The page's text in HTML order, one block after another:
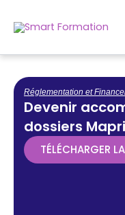
Réglementation et
Devenir
dossiers
TÉLÉCHARGER